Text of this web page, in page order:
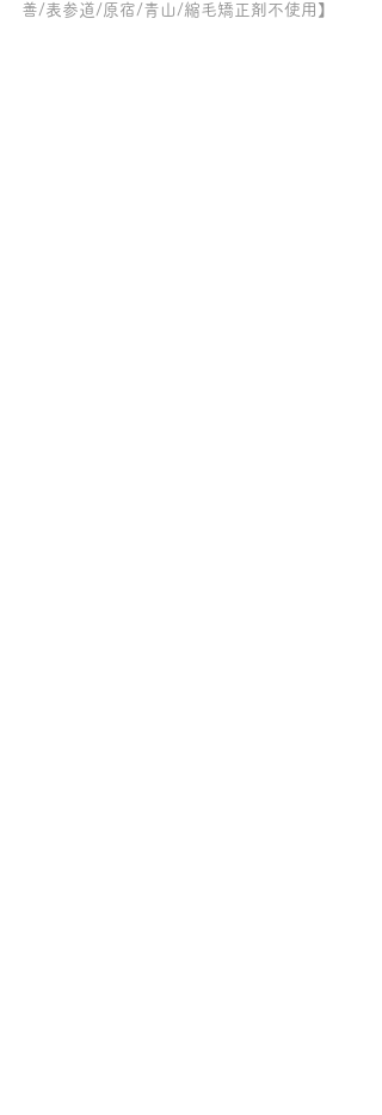
善/表参道/原宿/青山/縮毛矯正剤不使用】